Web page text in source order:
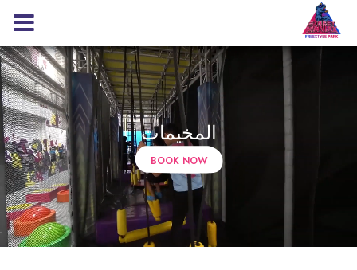
المخيمات
BOOK NOW